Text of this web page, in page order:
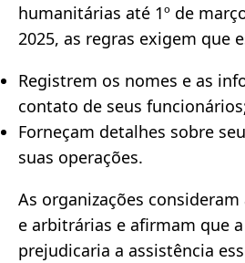
humanitárias até 1º de
2025, as regras exigem que
Registrem os nomes e as
contato de seus
Forneçam detalhes sobre
suas operações.
As organizações
e arbitrárias e afirmam que
prejudicaria a assistência